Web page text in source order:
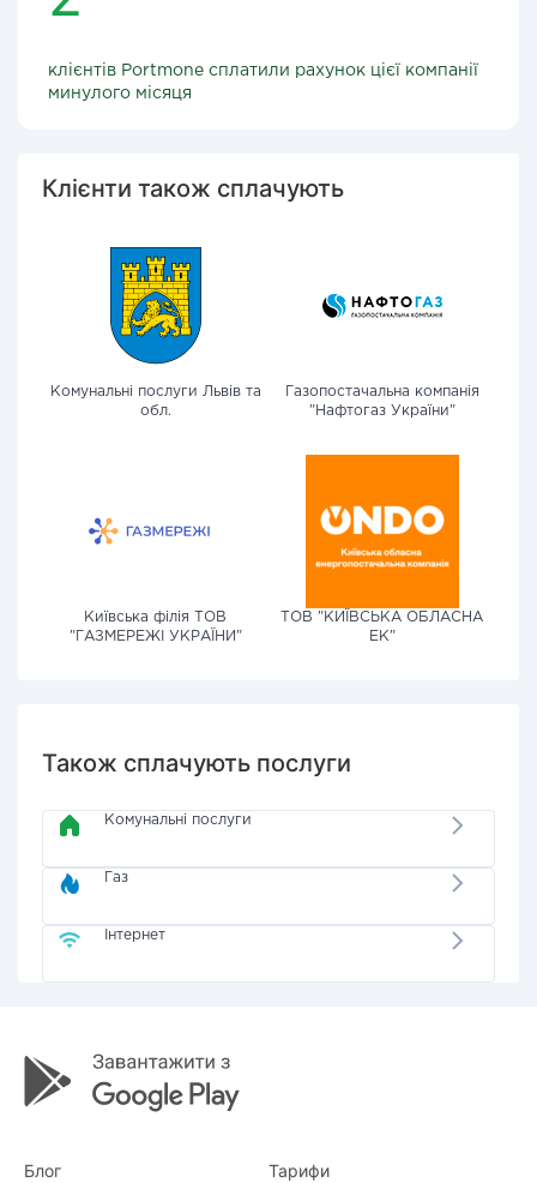
клієнтів Portmone сплатили рахунок цієї компанії
минулого місяця
Клієнти також сплачують
Комунальні послуги Львів та
обл.
Газопостачальна компанія
"Нафтогаз України"
Київська філія ТОВ
"ГАЗМЕРЕЖІ УКРАЇНИ"
ТОВ "КИЇВСЬКА ОБЛАСНА
ЕК"
Також сплачують послуги
Комунальні послуги
Газ
Інтернет
Блог Тарифи